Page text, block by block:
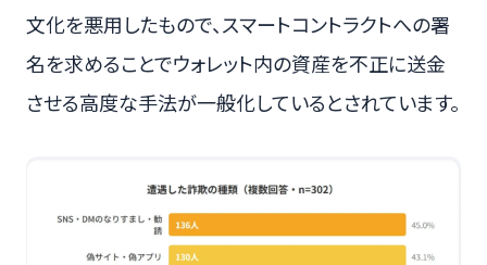
文化を悪用したもので、スマートコントラクトへの署
名を求めることでウォレット内の資産を不正に送金
させる高度な手法が一般化しているとされています。